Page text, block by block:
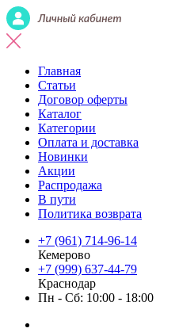
Главная
Статьи
Договор оферты
Каталог
Категории
Оплата и доставка
Новинки
Акции
Распродажа
В пути
Политика возврата
+7 (961) 714-96-14
Кемерово
+7 (999) 637-44-79
Краснодар
Пн - Сб: 10:00 - 18:00